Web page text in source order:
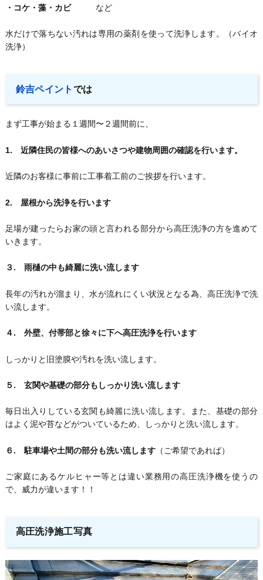
・コケ・藻・カビなど
水だけで落ちない汚れは専用の薬剤を使って洗浄します。（バイオ
洗浄）
鈴吉ペイント では
まず工事が始まる１週間〜２週間前に、
1. 近隣住民の皆様へのあいさつや建物周囲の確認を行います。
近隣のお客様に事前に工事着工前のご挨拶を行います。
2. 屋根から洗浄を行います
足場が建ったらお家の頭と言われる部分から高圧洗浄の方を進めて
いきます。
３. 雨樋の中も綺麗に洗い流します
長年の汚れが溜まり、水が流れにくい状況となる為、高圧洗浄で洗
い流します。
４. 外壁、付帯部と徐々に下へ高圧洗浄を行います
しっかりと旧塗膜や汚れを洗い流します。
５. 玄関や基礎の部分もしっかり洗い流します
毎日出入りしている玄関も綺麗に洗い流します。また、基礎の部分
はよく泥や苔などがついているため、しっかりと洗い流します。
６. 駐車場や土間の部分も洗い流します（ご希望であれば）
ご家庭にあるケルヒャー等とは違い業務用の高圧洗浄機を使うの
で、威力が違います！！
高圧洗浄施工写真